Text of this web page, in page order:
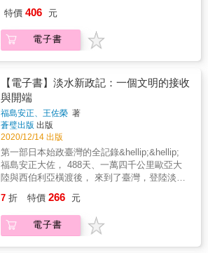
人與臺灣本島人以及高砂族、和文化與洋文化
以及臺灣文化的融合、傳統習俗與現代文明的
衝擊、有歡笑也有悲哀。在那個時代，「這些
人與那些人」是以何種面貌相互共處？又是以
這些似乎都在李火增先生的作品中可以找到線
索，也讓敝人重新追尋著先父、先祖父所踏過
的足跡，藉由影像建構真正屬於他們的「記
憶」。因為，「記憶」無法被覆蓋，除非我們
自己願意。 推薦人 △國立故宮博物院院長& 吳
密察 △行政院農糧署長‧東京大學博士& 胡忠一
△歷史學者‧電視節目主持人& 胡忠信 △國立政
治大學文學院院長& 薛化元 △夏門攝影企劃研
究室& 簡永彬
從2007年開始在廢墟創作，2011年踏入重現廢
墟之旅，2014年建構《廢墟影像晶體計畫：十
個場景》，2015年完成「群島藝術三面鏡」套
林，踏入難以企及的政治地理，2017年完成記
錄「臺灣山林戰爭、帝國與影像」的《橫斷
記》，2020年完成追尋大豹社事件隘勇線與餘
族的《拉流斗霸》。 「拉流斗霸」（Llyung
Topa）是大豹溪流域的泰雅語音，有「大豹共
同體」的深刻意涵。這本書記載了一個看似毫
無邏輯、卻意外發生了強烈關聯的行動過程：
由「線」找「人」。第一部〈前線〉，記載了
2016年到2020年之間，他探索北臺灣大豹社事
件相關的隘勇線遺址的過程；第二部〈後
社後裔之路。 新店三峽的大豹溪流域，過去曾
經是泰雅族大豹社的聚居地，在理蕃政策下，
日本統治者藉由「隘勇線」與現代化的戰爭技
特價 406 元
電子書
【電子書】淡水新政記：一個文明的接收
與開端
福島安正、王佐榮 著
蒼璧出版 出版
2020/12/14 出版
第一部日本始政臺灣的全記錄&hellip;&hellip;
福島安正大佐， 488天、一萬四千公里歐亞大
陸與西伯利亞橫渡後， 來到了臺灣，登陸淡水
年發生了許多大事。除了清國在這一年將臺灣
割讓給日本外，許多歷史上的大人物也都在這
一年來到臺灣，「北白川宮」能久親王、樺山
7 折 特價 266 元
電子書